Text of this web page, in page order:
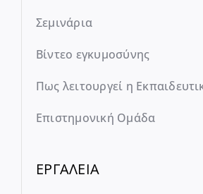
Σεμινάρια
Βίντεο εγκυμοσύνης
Πως λειτουργεί η
Επιστημονική Ομάδα
ΕΡΓΑΛΕΙΑ